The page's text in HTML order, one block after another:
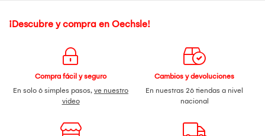
¡Descubre y compra en Oechsle!
Compra fácil y seguro
En solo 6 simples pasos, ve nuestro
video
Cambios y devoluciones
En nuestras 26 tiendas a nivel
nacional